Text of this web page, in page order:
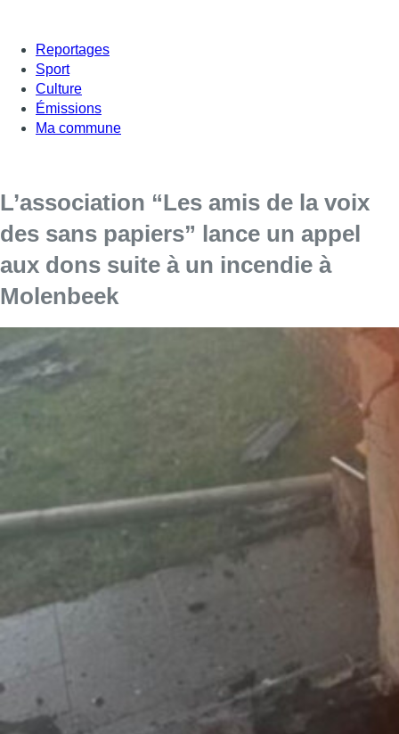
Reportages
Sport
Culture
Émissions
Ma commune
L’association “Les amis de la voix
des sans papiers” lance un appel
aux dons suite à un incendie à
Molenbeek